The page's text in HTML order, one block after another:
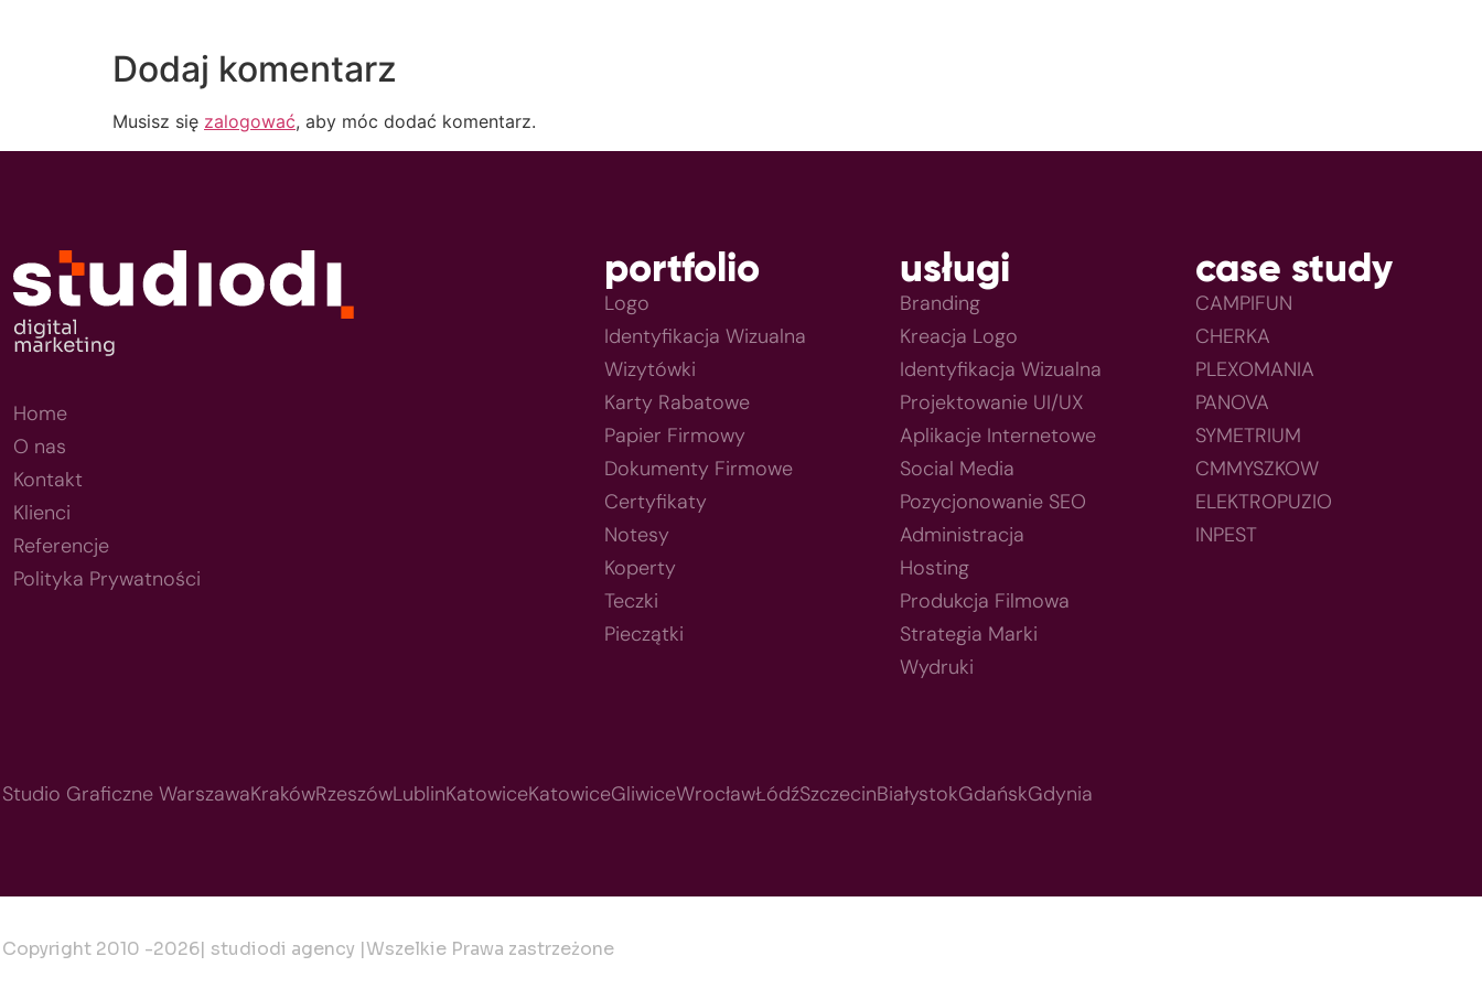
Dodaj komentarz
Musisz się zalogować, aby móc dodać komentarz.
Home
O nas
Kontakt
Klienci
Referencje
Polityka Prywatności
portfolio
Logo
Identyfikacja Wizualna
Wizytówki
Karty Rabatowe
Papier Firmowy
Dokumenty Firmowe
Certyfikaty
Notesy
Koperty
Teczki
Pieczątki
usługi
Branding
Kreacja Logo
Identyfikacja Wizualna
Projektowanie UI/UX
Aplikacje Internetowe
Social Media
Pozycjonowanie SEO
Administracja
Hosting
Produkcja Filmowa
Strategia Marki
Wydruki
case study
CAMPIFUN
CHERKA
PLEXOMANIA
PANOVA
SYMETRIUM
CMMYSZKOW
ELEKTROPUZIO
INPEST
Studio Graficzne WarszawaKrakówRzeszówLublinKatowiceKatowiceGliwiceWrocławŁódźSzczecinBiałystokGdańskGdynia
Copyright 2010 -2026| studiodi agency |Wszelkie Prawa zastrzeżone